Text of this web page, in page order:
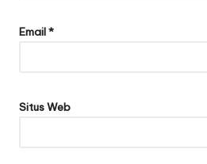
Email*
Situs Web